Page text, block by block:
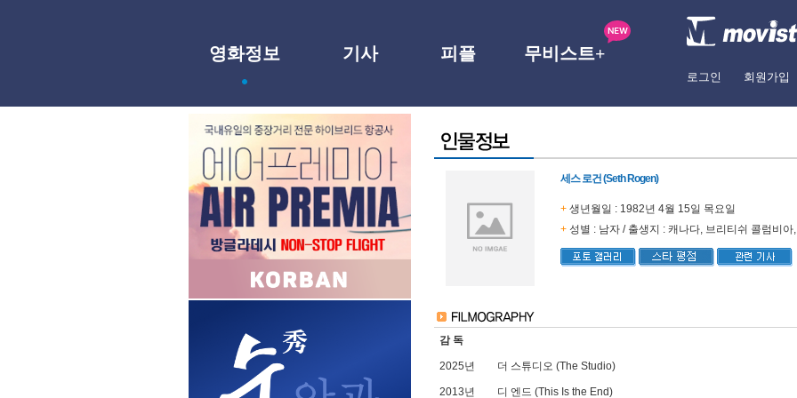
영화정보 기사 피플 무비스트+
로그인 회원가입
세스 로건 (Seth Rogen)
+생년월일 : 1982년 4월 15일 목요일
+성별 : 남자 / 출생지 : 캐나다, 브리티쉬 콜럼비아,
감 독
2025년 더 스튜디오 (The Studio)
2013년 디 엔드 (This Is the End)